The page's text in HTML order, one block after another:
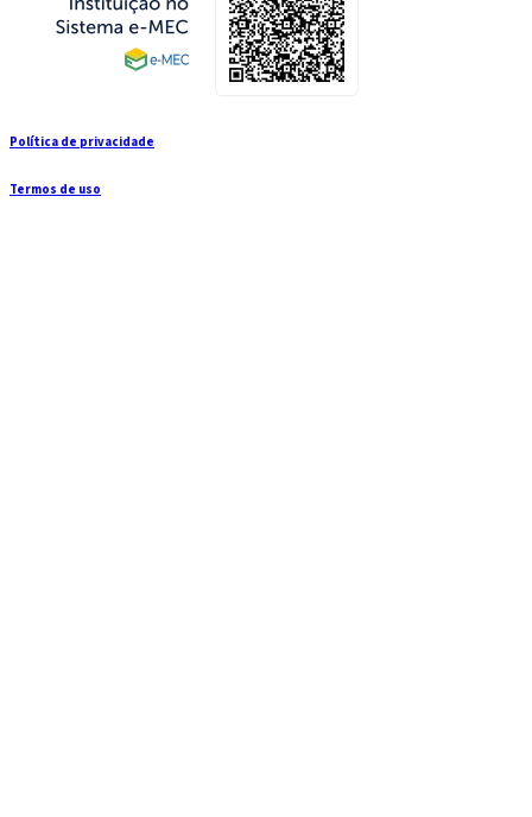
Política de privacidade
Termos de uso